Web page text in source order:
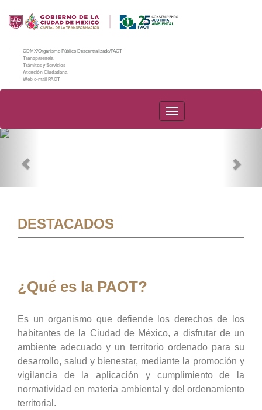
CDMX/Organismo Público Descentralizado/PAOT
Transparencia
Trámites y Servicios
Atención Ciudadana
Web e-mail PAOT
PAOT
DESTACADOS
¿Qué es la PAOT?
Es un organismo que defiende los derechos de los
habitantes de la Ciudad de México, a disfrutar de un
ambiente adecuado y un territorio ordenado para su
desarrollo, salud y bienestar, mediante la promoción y
vigilancia de la aplicación y cumplimiento de la
normatividad en materia ambiental y del ordenamiento
territorial.